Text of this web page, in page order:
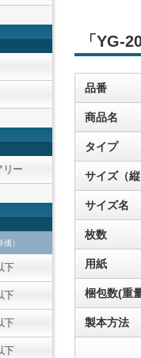
「YG-
品番
商品名
タイプ
サイズ（縦
サイズ名
枚数
用紙
梱包数(重
製本方法
リー
価）
下
下
下
下